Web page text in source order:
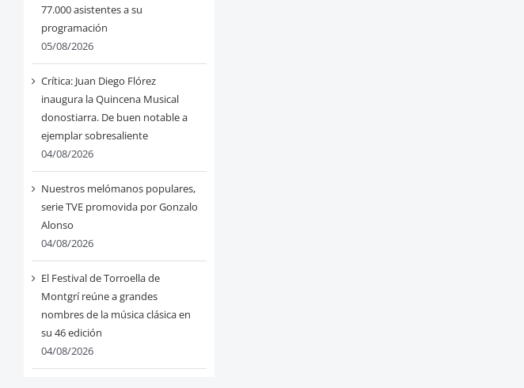
77.000 asistentes a su
programación
05/08/2026
Crítica: Juan Diego Flórez
inaugura la Quincena Musical
donostiarra. De buen notable a
ejemplar sobresaliente
04/08/2026
Nuestros melómanos populares,
serie TVE promovida por Gonzalo
Alonso
04/08/2026
El Festival de Torroella de
Montgrí reúne a grandes
nombres de la música clásica en
su 46 edición
04/08/2026